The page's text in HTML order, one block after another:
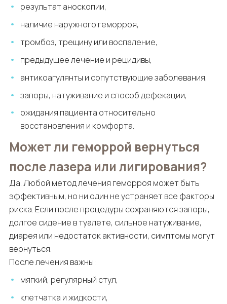
результат аноскопии,
наличие наружного геморроя,
тромбоз, трещину или воспаление,
предыдущее лечение и рецидивы,
антикоагулянты и сопутствующие заболевания,
запоры, натуживание и способ дефекации,
ожидания пациента относительно
восстановления и комфорта.
Может ли геморрой вернуться
после лазера или лигирования?
Да. Любой метод лечения геморроя может быть
эффективным, но ни один не устраняет все факторы
риска. Если после процедуры сохраняются запоры,
долгое сидение в туалете, сильное натуживание,
диарея или недостаток активности, симптомы могут
вернуться.
После лечения важны:
мягкий, регулярный стул,
клетчатка и жидкости,